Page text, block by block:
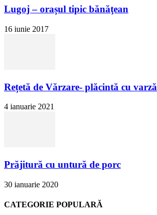
Lugoj – orașul tipic bănăţean
16 iunie 2017
Rețetă de Vărzare- plăcintă cu varză
4 ianuarie 2021
Prăjitură cu untură de porc
30 ianuarie 2020
CATEGORIE POPULARĂ